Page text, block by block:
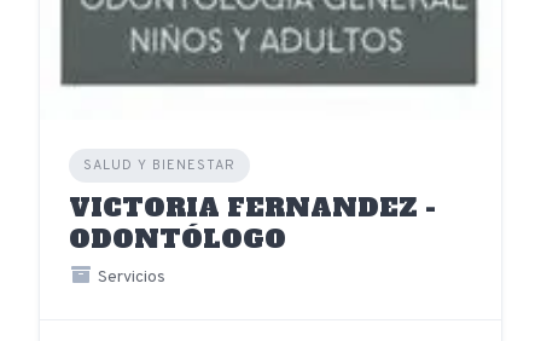
SALUD Y BIENESTAR
VICTORIA FERNANDEZ -
ODONTÓLOGO
Servicios